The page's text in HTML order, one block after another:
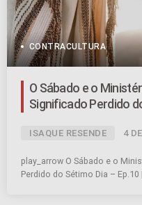
CONTRACULTURA
O Sábado e o
Significado Perdido
ISAQUE RESENDE 4
play_arrow O Sábado e o
Perdido do Sétimo Dia – Ep.10